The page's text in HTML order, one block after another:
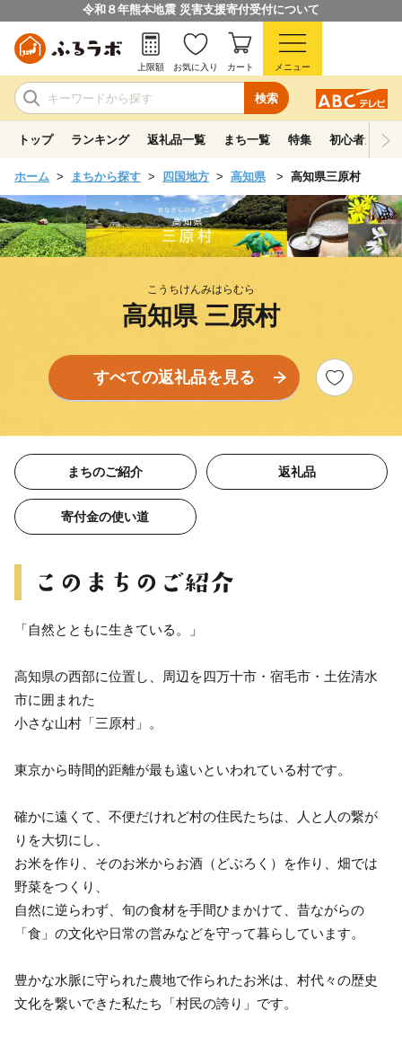
令和８年熊本地震 災害支援寄付受付について
検索
上限額 お気に入り カート メニュー
トップ ランキング 返礼品一覧 まち一覧 特集 初心者ガイド
ホーム まちから探す 四国地方 高知県 高知県三原村
こうちけんみはらむら
高知県 三原村
すべての返礼品を見る
まちのご紹介 返礼品
寄付金の使い道
「自然とともに生きている。」
高知県の西部に位置し、周辺を四万十市・宿毛市・土佐清水
市に囲まれた
小さな山村「三原村」。
東京から時間的距離が最も遠いといわれている村です。
確かに遠くて、不便だけれど村の住民たちは、人と人の繋が
りを大切にし、
お米を作り、そのお米からお酒（どぶろく）を作り、畑では
野菜をつくり、
自然に逆らわず、旬の食材を手間ひまかけて、昔ながらの
「食」の文化や日常の営みなどを守って暮らしています。
豊かな水脈に守られた農地で作られたお米は、村代々の歴史
文化を繋いできた私たち「村民の誇り」です。